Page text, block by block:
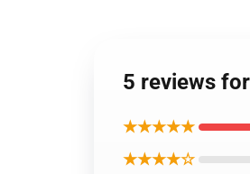
5 reviews
★★★★★
★★★★☆